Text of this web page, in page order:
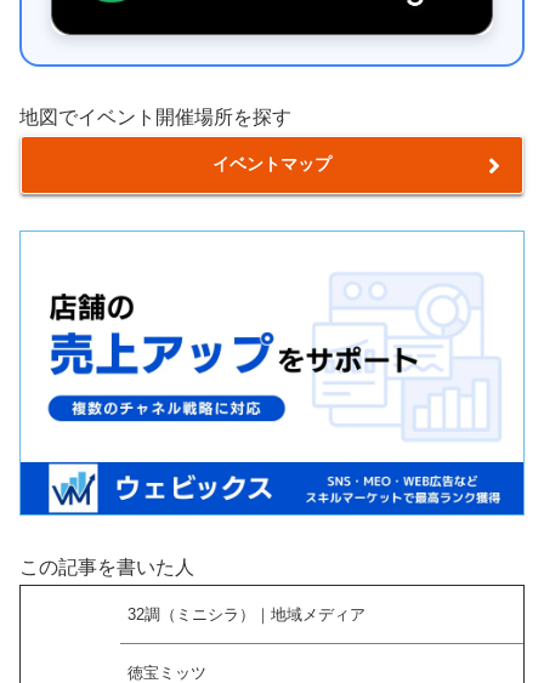
地図でイベント開催場所を探す
イベントマップ
この記事を書いた人
32調（ミニシラ）｜地域メディア
徳宝ミッツ